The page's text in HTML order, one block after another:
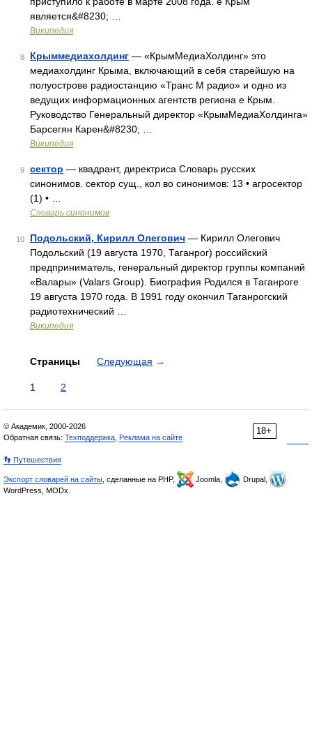
является&#8230; …
Википедия
8 Крыммедиахолдинг — «КрымМедиаХолдинг» это
медиахолдинг Крыма, включающий в себя старейшую на
полуострове радиостанцию «Транс М радио» и одно из
ведущих информационных агентств региона е Крым.
Руководство Генеральный директор «КрымМедиаХолдинга»
Барсегян Карен&#8230; …
Википедия
9 сектор — квадрант, директриса Словарь русских
синонимов. сектор сущ., кол во синонимов: 13 • агросектор
(1) • …
Словарь синонимов
10 Подольский, Кирилл Олегович — Кирилл Олегович
Подольский (19 августа 1970, Таганрог) российский
предприниматель, генеральный директор группы компаний
«Валары» (Valars Group). Биография Родился в Таганроге
19 августа 1970 года. В 1991 году окончил Таганрогский
радиотехнический …
Википедия
Страницы Следующая →
1 2
18+
© Академик, 2000-2026
Обратная связь: Техподдержка Реклама на сайте
👣 Путешествия
Экспорт словарей на сайты , сделанные на PHP, Joomla,
Drupal,
WordPress, MODx.